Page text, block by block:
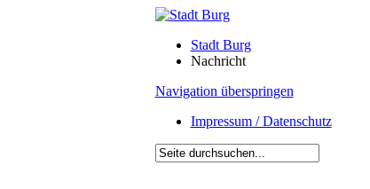
Stadt Burg
Nachricht
Navigation überspringen
Impressum / Datenschutz